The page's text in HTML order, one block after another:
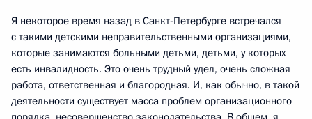
Я некоторое время назад в Санкт-Петербурге встречался
с такими детскими неправительственными организациями,
которые занимаются больными детьми, детьми, у которых
есть инвалидность. Это очень трудный удел, очень сложная
работа, ответственная и благородная. И, как обычно, в такой
деятельности существует масса проблем организационного